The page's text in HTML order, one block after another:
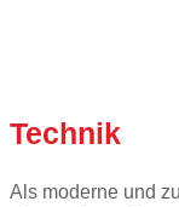
Technik
Als moderne und